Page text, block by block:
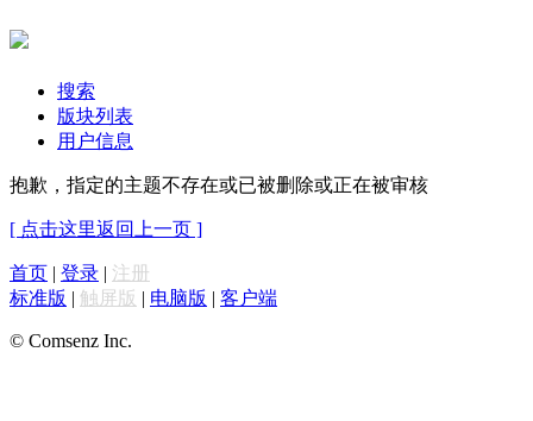
搜索
版块列表
用户信息
抱歉，指定的主题不存在或已被删除或正在被审核
[ 点击这里返回上一页 ]
首页 | 登录 | 注册
标准版 | 触屏版 | 电脑版 | 客户端
© Comsenz Inc.